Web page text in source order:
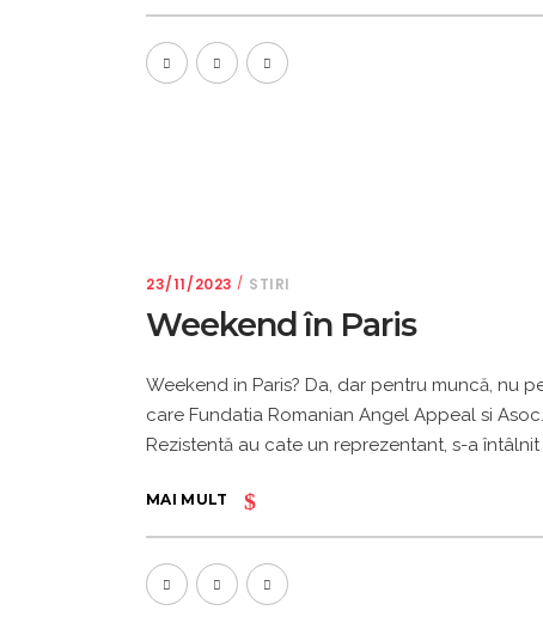
23/11/2023 STIRI
Weekend în Paris
Weekend in Paris? Da, dar pentru muncă, nu
care Fundatia Romanian Angel Appeal si
Rezistentă au cate un reprezentant, s-a
MAI MULT